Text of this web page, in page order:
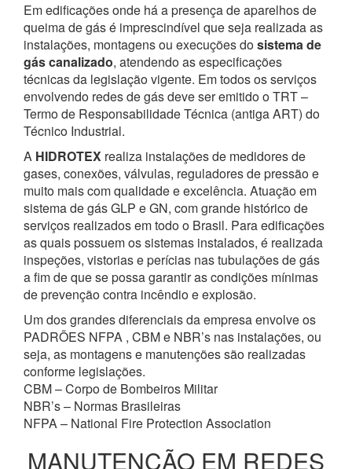
Em edificações onde há a presença de aparelhos de
queima de gás é imprescindível que seja realizada as
instalações, montagens ou execuções dosistema de
gás canalizado, atendendo as especificações
técnicas da legislação vigente. Em todos os serviços
envolvendo redes de gás deve ser emitido o TRT –
Termo de Responsabilidade Técnica (antiga ART) do
Técnico Industrial.
A HIDROTEX realiza instalações de medidores de
gases, conexões, válvulas, reguladores de pressão e
muito mais com qualidade e excelência. Atuação em
sistema de gás GLP e GN, com grande histórico de
serviços realizados em todo o Brasil. Para edificações
as quais possuem os sistemas instalados, é realizada
inspeções, vistorias e perícias nas tubulações de gás
a fim de que se possa garantir as condições mínimas
de prevenção contra incêndio e explosão.
Um dos grandes diferenciais da empresa envolve os
PADRÕES NFPA , CBM e NBR’s nas instalações, ou
seja, as montagens e manutenções são realizadas
conforme legislações.
CBM – Corpo de Bombeiros Militar
NBR’s – Normas Brasileiras
NFPA – National Fire Protection Association
MANUTENÇÃO EM REDES